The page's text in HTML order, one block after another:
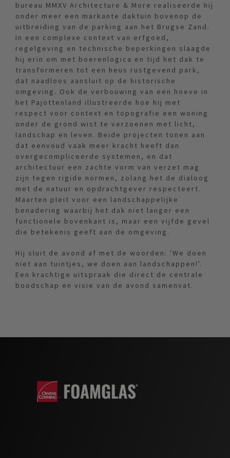
bureau MMXV Architecture & More realiseerde hij
onder meer een markante daktuin bovenop de
uitbreiding van de parking aan het Brugse Zand.
In een complexe context van erfgoed,
regelgeving en technische beperkingen slaagde
hij erin om met boerenlogica en tijd het dak te
transformeren tot een heus rustgevend park,
dat naadloos aansluit op de historische
omgeving. Ook de verbouwing van een hoeve in
het Pajottenland illustreerde hoe hij met
respect voor context en topografie een woning
onder de grond wist te verzoenen met licht,
landschap en leven. Beide projecten tonen aan
dat eenvoud vaak meer kracht heeft dan
overgecompliceerde systemen, en dat
architectuur een zachte vorm van verzet mag
zijn tegen rigide normen, zolang het de dialoog
met de natuur en opdrachtgever respecteert.
Maarten pleit voor een landschappelijke
benadering waarbij het dak niet langer een
functionele bovenkant is, maar een vijfde gevel
die betekenis geeft aan de omgeving.
Hij sluit de avond af met de woorden: 'We doen
niet aan tuintjes, we doen aan landschappen!'.
Een krachtige uitspraak die direct de centrale
boodschap en visie van de avond samenvat.